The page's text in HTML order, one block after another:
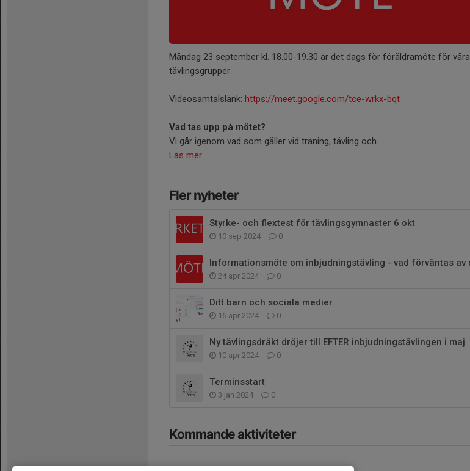
Måndag 23 september kl. 18.00-19.30 är det dags för föräldramöte för våra
tävlingsgrupper.
Videosamtalslänk: https://meet.google.com/tce-wrkx-bqt
Vad tas upp på mötet?
Vi går igenom vad som gäller vid träning, tävling och...
Läs mer
Fler nyheter
Styrke- och flextest för tävlingsgymnaster 6 okt
10 sep 2024 0
24 apr 2024 0
Ditt barn och sociala medier
16 apr 2024 0
Ny tävlingsdräkt dröjer till EFTER inbjudningstävlingen i maj
10 apr 2024 0
Terminsstart
3 jan 2024 0
Kommande aktiviteter